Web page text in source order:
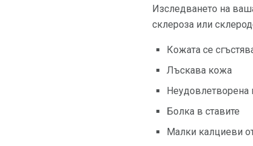
Изследването на
склероза или
Кожата се
Лъскава кожа
Неудовлетворена
Болка в ставите
Малки калциеви